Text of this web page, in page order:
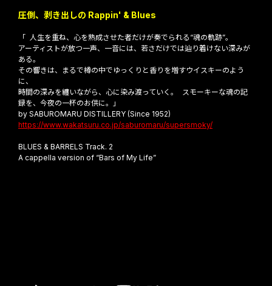
圧倒、剥き出しの Rappin' & Blues
「 人生を重ね、心を熟成させた者だけが奏でられる“魂の軌跡”。
アーティストが放つ一声、一音には、若さだけでは辿り着けない深みが
ある。
その響きは、まるで樽の中でゆっくりと香りを増すウイスキーのよう
に、
時間の深みを纏いながら、心に染み渡っていく。 スモーキーな魂の記
録を、今夜の一杯のお供に。」
by SABUROMARU DISTILLERY (Since 1952)
https://www.wakatsuru.co.jp/saburomaru/supersmoky/
BLUES & BARRELS Track. 2
A cappella version of “Bars of My Life”